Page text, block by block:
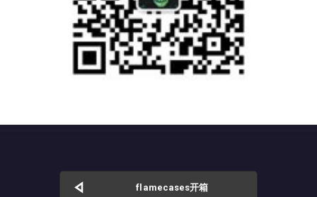
flamecases开箱